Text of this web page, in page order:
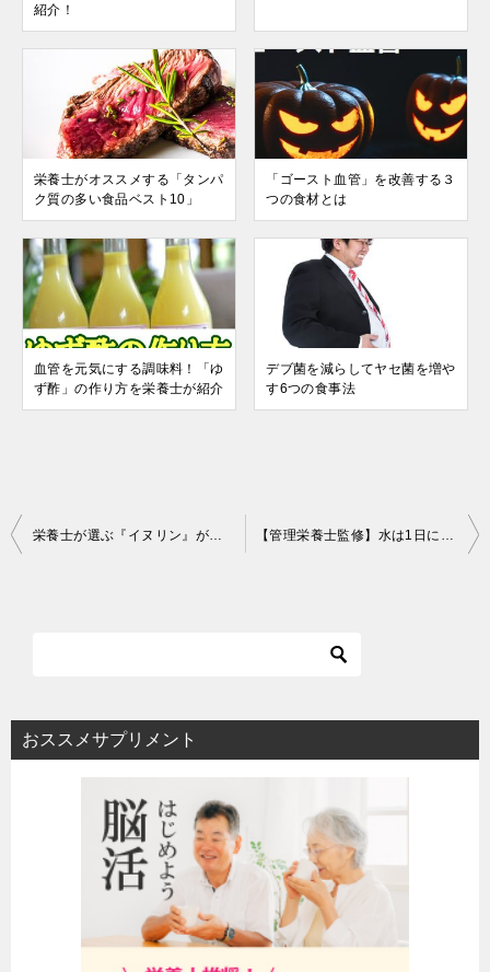
紹介！
栄養士がオススメする「タンパ
ク質の多い食品ベスト10」
「ゴースト血管」を改善する３
つの食材とは
血管を元気にする調味料！「ゆ
ず酢」の作り方を栄養士が紹介
デブ菌を減らしてヤセ菌を増や
す6つの食事法
投
シ
栄養士が選ぶ『イヌリン』が摂れる食材ランキング 【管理栄養士監修】水は1日に2.5リットル飲むべき理由
おススメサプリメント